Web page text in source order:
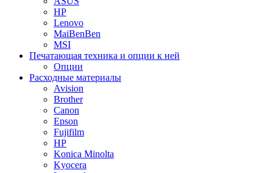
HP
Lenovo
MaiBenBen
MSI
Печатающая техника и опции к ней
Опции
Расходные материалы
Avision
Brother
Canon
Epson
Fujifilm
HP
Konica Minolta
Kyocera